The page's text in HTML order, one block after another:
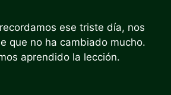
ese triste día, nos
que no ha cambiado mucho.
aprendido la lección.